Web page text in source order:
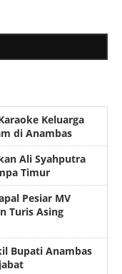
Keluarga
di Anambas
Ali Syahputra
Timur
Pesiar MV
Turis Asing
Bupati Anambas